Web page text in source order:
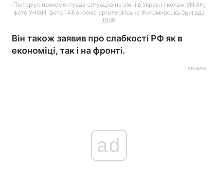
Пісторіус прокоментував ситуацію на війні в Україні / колаж УНІАН,
фото УНІАН, фото 148 окрема артилерійська Житомирська бригада
ДШВ
Він також заявив про слабкості РФ як в
економіці, так і на фронті.
Реклама
ad